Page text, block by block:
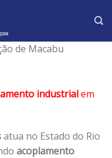
de Macabu
industrialem
atua no Estado do Rio
acoplamento